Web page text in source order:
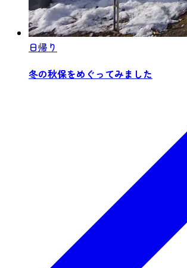
日帰り
冬の秋保をめぐってみました